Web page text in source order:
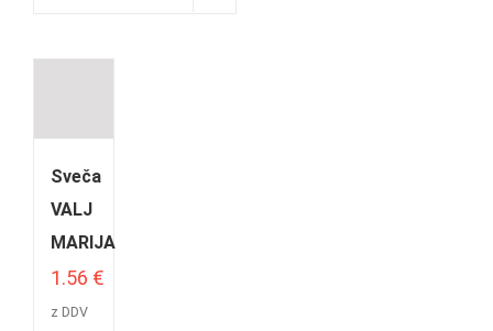
Sveča
VALJ
MARIJA
1.56 €
z DDV